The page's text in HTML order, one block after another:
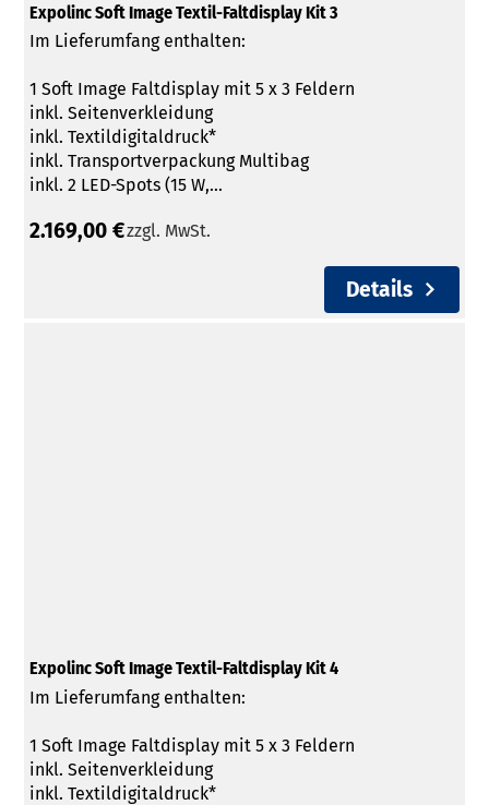
Expolinc Soft Image Textil-Faltdisplay Kit 3
Im Lieferumfang enthalten:
1 Soft Image Faltdisplay mit 5 x 3 Feldern
inkl. Seitenverkleidung
inkl. Textildigitaldruck*
inkl. Transportverpackung Multibag
inkl. 2 LED-Spots (15 W,...
2.169,00 €zzgl. MwSt.
Details
Expolinc Soft Image Textil-Faltdisplay Kit 4
Im Lieferumfang enthalten:
1 Soft Image Faltdisplay mit 5 x 3 Feldern
inkl. Seitenverkleidung
inkl. Textildigitaldruck*